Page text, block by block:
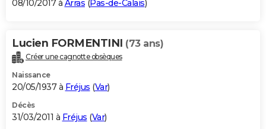
08/10/2017 à Arras (Pas-de-Calais)
Lucien FORMENTINI (73 ans)
Créer une cagnotte obsèques
Naissance
20/05/1937 à Fréjus (Var)
Décès
31/03/2011 à Fréjus (Var)